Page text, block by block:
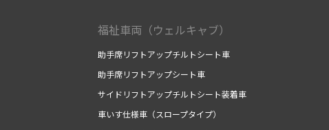
福祉車両（ウェルキャブ）
助手席リフトアップチルトシート車
助手席リフトアップシート車
サイドリフトアップチルトシート装着車
車いす仕様車（スロープタイプ）